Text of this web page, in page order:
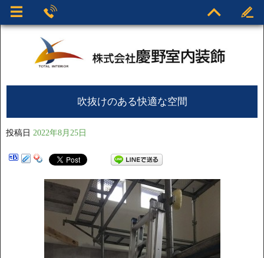
吹抜けのある快適な空間
投稿日 2022年8月25日